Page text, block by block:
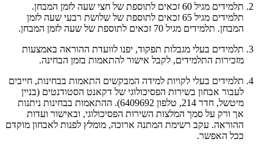
תלמידים מגיל 60 זכאים לתוספת של חצי שעה לזמן המבחן.
תלמידים מגיל 65 זכאים לתוספת של שלושת רבעי שעה לזמן
המבחן. תלמידים מגיל 70 זכאים לתוספת של שעה לזמן המבחן.
תלמידים בעלי מגבלות תפקוד, יפנו לוועדת ההוראה באמצעות
מזכירות התלמידים, לקבל אישור להתאמות בזמן הבחינה.
תלמידים בעלי לקויות למידה המבקשים התאמות בבחינות, חייבים
לעבור אבחון בשירות הפסיכולוגי של דקאנט הסטודנטים (בניין
מיטשל, חדר 214, טלפון 6409692). ההתאמות בבחינות ניתנות
אך ורק על סמך המלצות השירות הפסיכולוגי, ובאישור ועדות
ההוראה. עקב רשימת המתנה ארוכה, מומלץ לפנות לאבחון מוקדם
ככל האפשר.